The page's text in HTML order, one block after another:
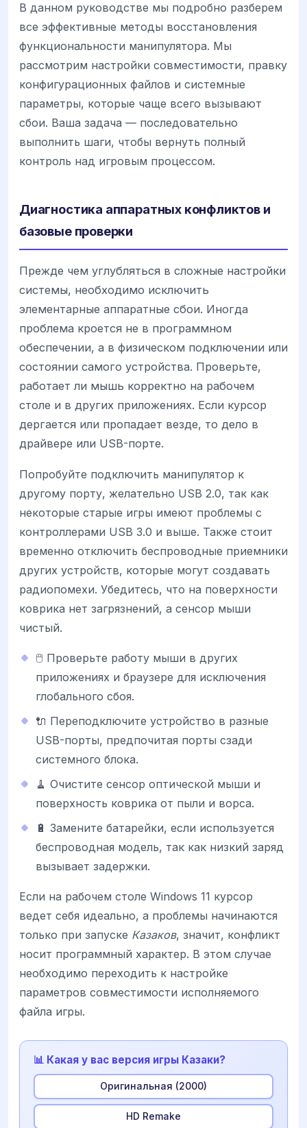
В данном руководстве мы подробно разберем
все эффективные методы восстановления
функциональности манипулятора. Мы
рассмотрим настройки совместимости, правку
конфигурационных файлов и системные
параметры, которые чаще всего вызывают
сбои. Ваша задача — последовательно
выполнить шаги, чтобы вернуть полный
контроль над игровым процессом.
Диагностика аппаратных конфликтов и
базовые проверки
Прежде чем углубляться в сложные настройки
системы, необходимо исключить
элементарные аппаратные сбои. Иногда
проблема кроется не в программном
обеспечении, а в физическом подключении или
состоянии самого устройства. Проверьте,
работает ли мышь корректно на рабочем
столе и в других приложениях. Если курсор
дергается или пропадает везде, то дело в
драйвере или USB-порте.
Попробуйте подключить манипулятор к
другому порту, желательно USB 2.0, так как
некоторые старые игры имеют проблемы с
контроллерами USB 3.0 и выше. Также стоит
временно отключить беспроводные приемники
других устройств, которые могут создавать
радиопомехи. Убедитесь, что на поверхности
коврика нет загрязнений, а сенсор мыши
чистый.
🖱️ Проверьте работу мыши в других
приложениях и браузере для исключения
глобального сбоя.
🔌 Переподключите устройство в разные
USB-порты, предпочитая порты сзади
системного блока.
🧹 Очистите сенсор оптической мыши и
поверхность коврика от пыли и ворса.
🔋 Замените батарейки, если используется
беспроводная модель, так как низкий заряд
вызывает задержки.
Если на рабочем столе Windows 11 курсор
ведет себя идеально, а проблемы начинаются
только при запуске Казаков, значит, конфликт
носит программный характер. В этом случае
необходимо переходить к настройке
параметров совместимости исполняемого
файла игры.
📊 Какая у вас версия игры Казаки?
Оригинальная (2000)
HD Remake